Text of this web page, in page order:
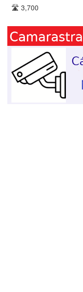
🛣️ 3,700